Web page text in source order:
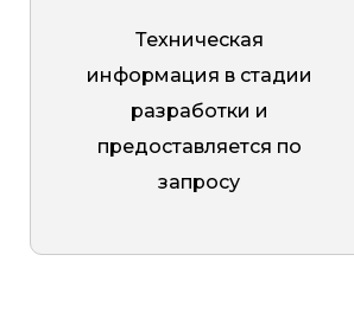
затвердения смеси, накручивается
дистанция. Потай предотвращает
скопление излишков клеевого состава,
обеспечивая плотное прилегание.
Техническая
информация в стадии
разработки и
предоставляется по
запросу